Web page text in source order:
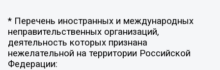
* Перечень иностранных и международных
неправительственных организаций,
деятельность которых признана
нежелательной на территории Российской
Федерации: